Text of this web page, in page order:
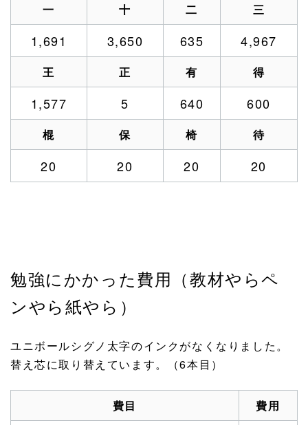
一 十 二 三
1,691 3,650 635 4,967
王 正 有 得
1,577 5 640 600
棍 保 椅 待
20 20 20 20
勉強にかかった費用（教材やらペ
ンやら紙やら）
ユニボールシグノ太字のインクがなくなりました。
替え芯に取り替えています。（6本目）
費目
費用